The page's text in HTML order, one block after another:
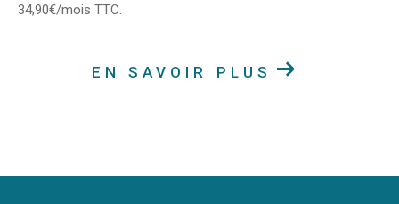
34,90€/mois TTC.
EN SAVOIR PLUS